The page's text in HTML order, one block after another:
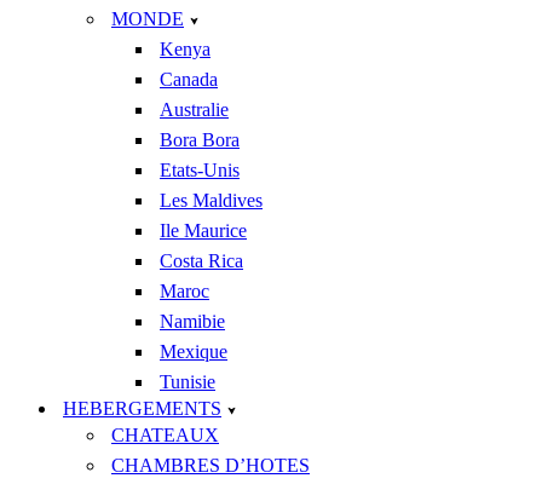
MONDE
Kenya
Canada
Australie
Bora Bora
Etats-Unis
Les Maldives
Ile Maurice
Costa Rica
Maroc
Namibie
Mexique
Tunisie
HEBERGEMENTS
CHATEAUX
CHAMBRES D’HOTES